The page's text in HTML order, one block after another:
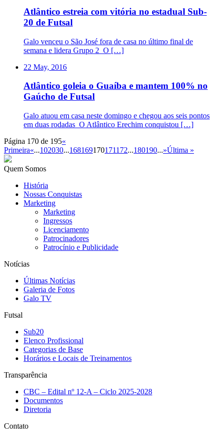
Atlântico estreia com vitória no estadual Sub-
20 de Futsal
Galo venceu o São José fora de casa no último final de
semana e lidera Grupo 2 O […]
22 May, 2016
Atlântico goleia o Guaíba e mantem 100% no
Gaúcho de Futsal
Galo atuou em casa neste domingo e chegou aos seis pontos
em duas rodadas O Atlântico Erechim conquistou […]
Página 170 de 195«
Primeira«...102030...168169170171172...180190...»Última »
Quem Somos
História
Nossas Conquistas
Marketing
Marketing
Ingressos
Licenciamento
Patrocinadores
Patrocínio e Publicidade
Notícias
Últimas Notícias
Galeria de Fotos
Galo TV
Futsal
Sub20
Elenco Profissional
Categorias de Base
Horários e Locais de Treinamentos
Transparência
CBC – Edital nº 12-A – Ciclo 2025-2028
Documentos
Diretoria
Contato